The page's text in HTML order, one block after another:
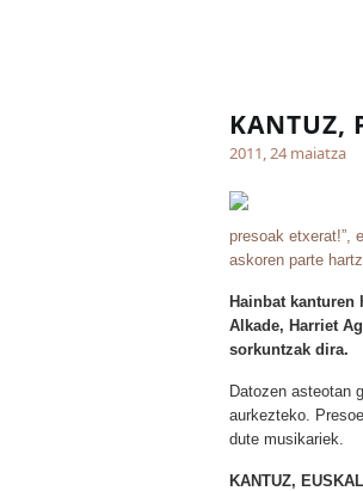
KANTUZ,
2011, 24 maiatza
presoak etxerat!”,
askoren parte
Hainbat
Alkade, Harriet
sorkuntzak dira.
Datozen asteotan
aurkezteko.
dute musikariek.
KANTUZ,